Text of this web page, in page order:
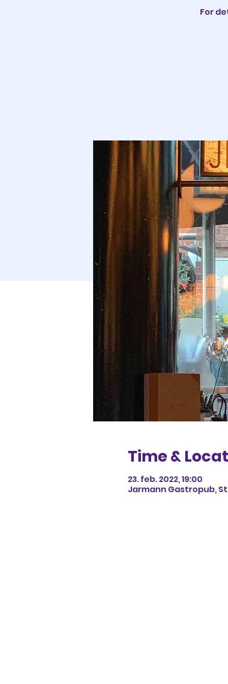
For
Time &
23. feb. 2022, 19:00
Jarmann Gastropub,